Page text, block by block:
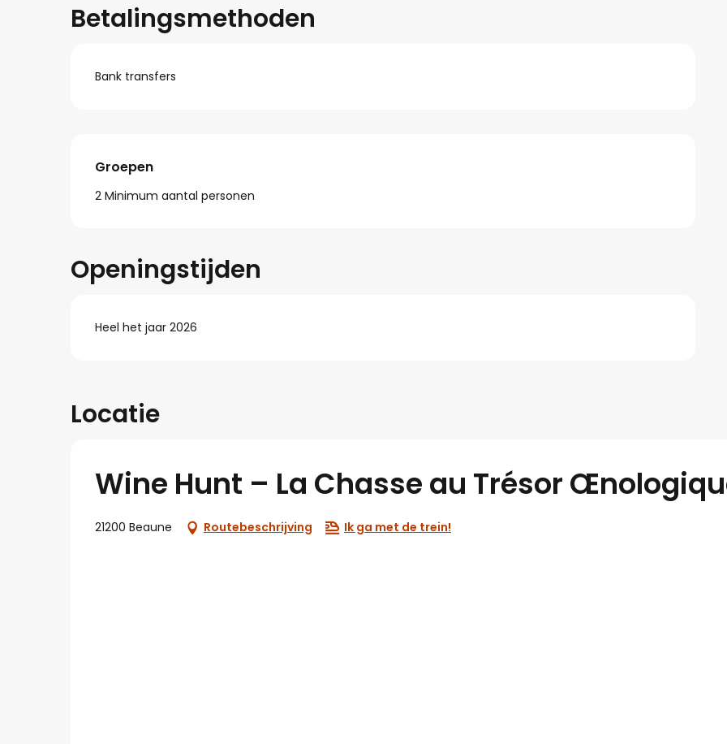
Betalingsmethoden
Bank transfers
Groepen
Groepen
2 Minimum aantal personen
Openingstijden
Heel het jaar 2026
Locatie
Wine Hunt – La Chasse au Trésor
21200 Beaune Routebeschrijving Ik ga met de trein!